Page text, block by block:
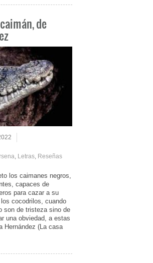
de
, Letras, Reseñas
los caimanes negros,
capaces de
para cazar a su
cocodrilos, cuando
son de tristeza sino de
una obviedad, a estas
Hernández (La casa